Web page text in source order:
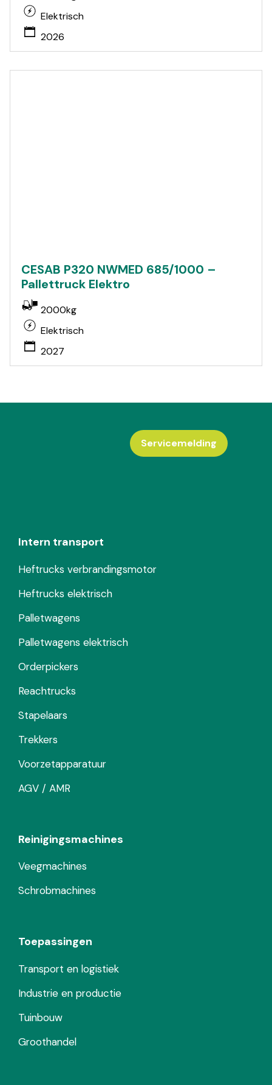
Elektrisch
2026
CESAB P320 NWMED 685/1000 –
Pallettruck Elektro
2000kg
Elektrisch
2027
Intern transport
Heftrucks verbrandingsmotor
Heftrucks elektrisch
Palletwagens
Palletwagens elektrisch
Orderpickers
Reachtrucks
Stapelaars
Trekkers
Voorzetapparatuur
AGV / AMR
Reinigingsmachines
Veegmachines
Schrobmachines
Toepassingen
Transport en logistiek
Industrie en productie
Tuinbouw
Groothandel
Servicemelding